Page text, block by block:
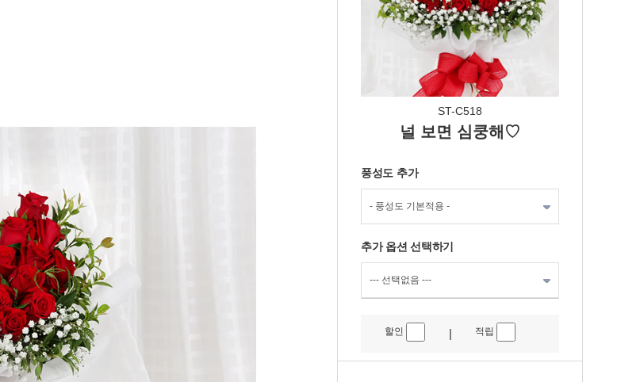
ST-C518
널 보면 심쿵해♡
풍성도 추가
추가 옵션 선택하기
할인 | 적립